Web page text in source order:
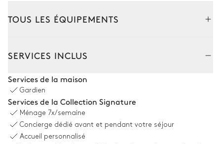
TOUS LES ÉQUIPEMENTS
Piscine
Chauffable · Au sel
Dimensions : L = 9m, l = 3m,
profondeur = 1,5m
SERVICES INCLUS
Services de la maison
Gardien
Services de la Collection Signature
Ménage 7x/semaine
Concierge dédié avant et pendant votre séjour
Accueil personnalisé